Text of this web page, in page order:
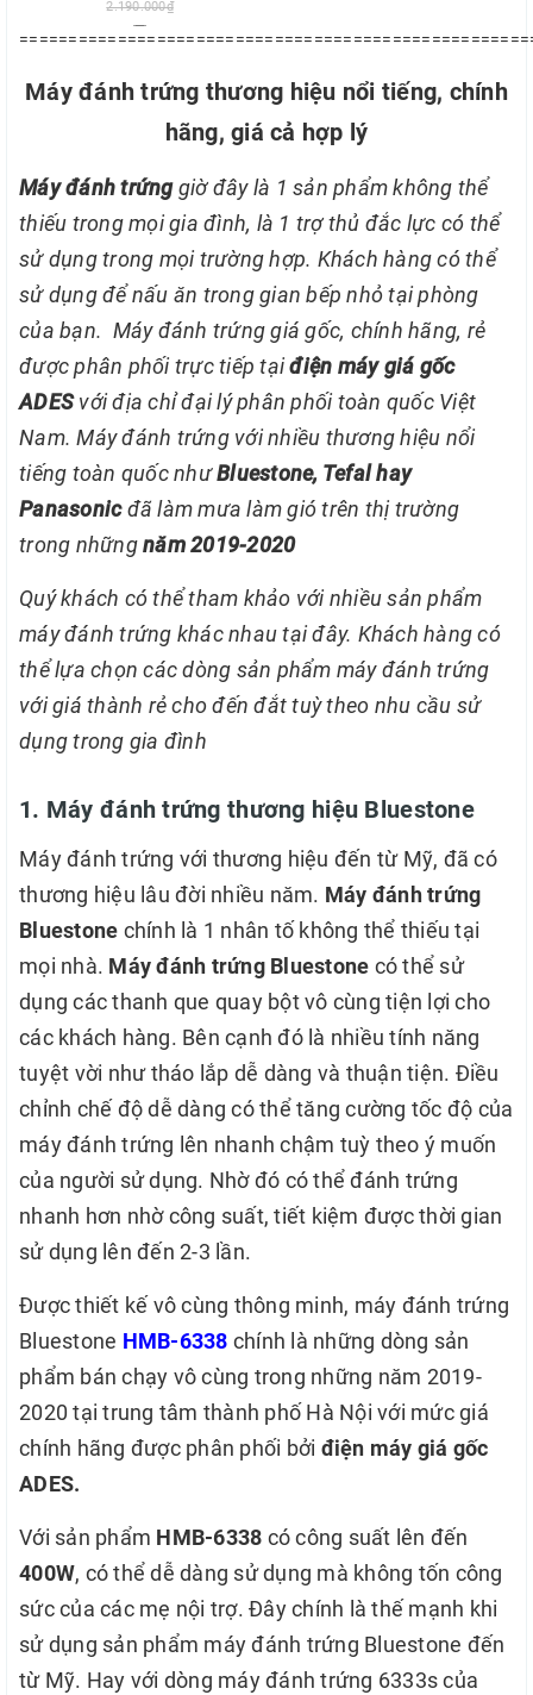
2.190.000₫
Máy đánh trứng thương hiệu nổi tiếng, chính
hãng, giá cả hợp lý
Máy đánh trứnggiờ đây là 1 sản phẩm không thể
thiếu trong mọi gia đình, là 1 trợ thủ đắc lực có thể
sử dụng trong mọi trường hợp. Khách hàng có thể
sử dụng để nấu ăn trong gian bếp nhỏ tại phòng
của bạn. Máy đánh trứng giá gốc, chính hãng, rẻ
được phân phối trực tiếp tạiđiện máy giá gốc
ADESvới địa chỉ đại lý phân phối toàn quốc Việt
Nam. Máy đánh trứng với nhiều thương hiệu nổi
tiếng toàn quốc nhưBluestone, Tefal hay
Panasonicđã làm mưa làm gió trên thị trường
trong nhữngnăm 2019-2020
Quý khách có thể tham khảo với nhiều sản phẩm
máy đánh trứng khác nhau tại đây. Khách hàng có
thể lựa chọn các dòng sản phẩm máy đánh trứng
với giá thành rẻ cho đến đắt tuỳ theo nhu cầu sử
dụng trong gia đình
1. Máy đánh trứng thương hiệu Bluestone
Máy đánh trứng với thương hiệu đến từ Mỹ, đã có
thương hiệu lâu đời nhiều năm. Máy đánh trứng
Bluestone chính là 1 nhân tố không thể thiếu tại
mọi nhà. Máy đánh trứng Bluestone có thể sử
dụng các thanh que quay bột vô cùng tiện lợi cho
các khách hàng. Bên cạnh đó là nhiều tính năng
tuyệt vời như tháo lắp dễ dàng và thuận tiện. Điều
chỉnh chế độ dễ dàng có thể tăng cường tốc độ của
máy đánh trứng lên nhanh chậm tuỳ theo ý muốn
của người sử dụng. Nhờ đó có thể đánh trứng
nhanh hơn nhờ công suất, tiết kiệm được thời gian
sử dụng lên đến 2-3 lần.
Được thiết kế vô cùng thông minh, máy đánh trứng
Bluestone HMB-6338 chính là những dòng sản
phẩm bán chạy vô cùng trong những năm 2019-
2020 tại trung tâm thành phố Hà Nội với mức giá
chính hãng được phân phối bởi điện máy giá gốc
ADES.
Với sản phẩm HMB-6338 có công suất lên đến
400W, có thể dễ dàng sử dụng mà không tốn công
sức của các mẹ nội trợ. Đây chính là thế mạnh khi
sử dụng sản phẩm máy đánh trứng Bluestone đến
từ Mỹ. Hay với dòng máy đánh trứng 6333s của